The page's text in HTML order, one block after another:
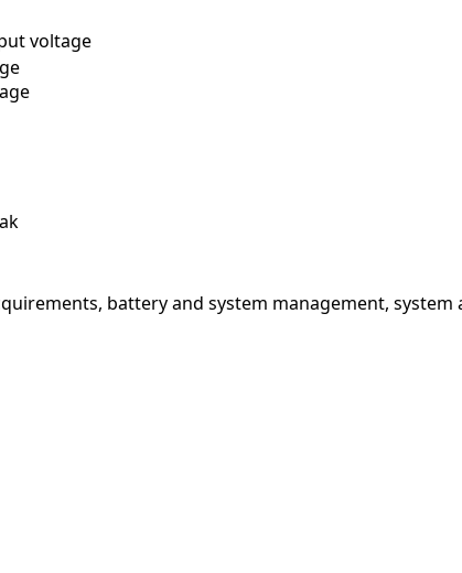
voltage
battery and system management,